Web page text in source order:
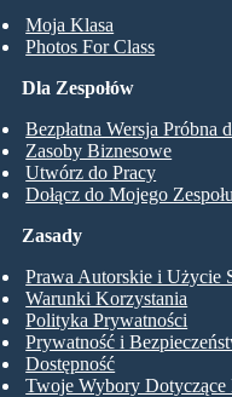
Moja Klasa
Photos For Class
Dla Zespołów
Bezpłatna Wersja Próbna
Zasoby Biznesowe
Utwórz do Pracy
Dołącz do Mojego Zespołu
Zasady
Prawa Autorskie i Użycie
Warunki Korzystania
Polityka Prywatności
Prywatność i
Dostępność
Twoje Wybory Dotyczące